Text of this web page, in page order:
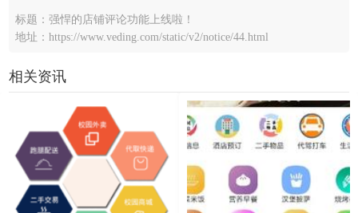
标题：强悍的店铺评论功能上线啦！
地址：https://www.veding.com/static/v2/notice/44.html
相关资讯